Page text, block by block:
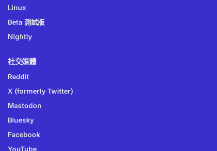
Linux
Beta 測試版
Nightly
社交媒體
Reddit
X (formerly Twitter)
Mastodon
Bluesky
Facebook
YouTube